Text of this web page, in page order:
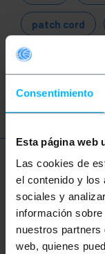
Consentimiento
Esta página web
Las cookies de
el contenido y los
sociales y
información
nuestros
web, quienes
patch cord
conexões
Mais